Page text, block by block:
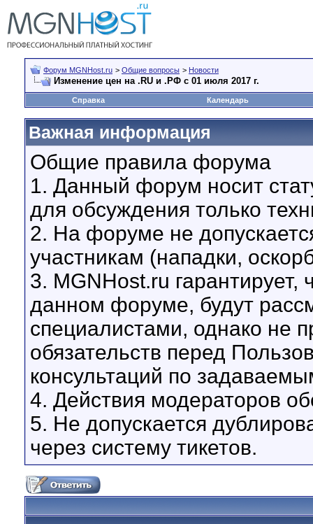
Форум MGNHost.ru > Общие вопросы > Новости
Изменение цен на .RU и .РФ с 01 июля 2017 г.
Справка Календарь
Важная информация
Общие правила форума
1. Данный форум носит
для обсуждения только
2. На форуме не
участникам (нападки,
3. MGNHost.ru
данном форуме, будут
специалистами, однако не
обязательств перед
консультаций по
4. Действия модераторов
5. Не допускается
через систему тикетов.